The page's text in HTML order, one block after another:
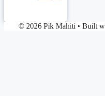
© 2026 Pik Mahiti • Built